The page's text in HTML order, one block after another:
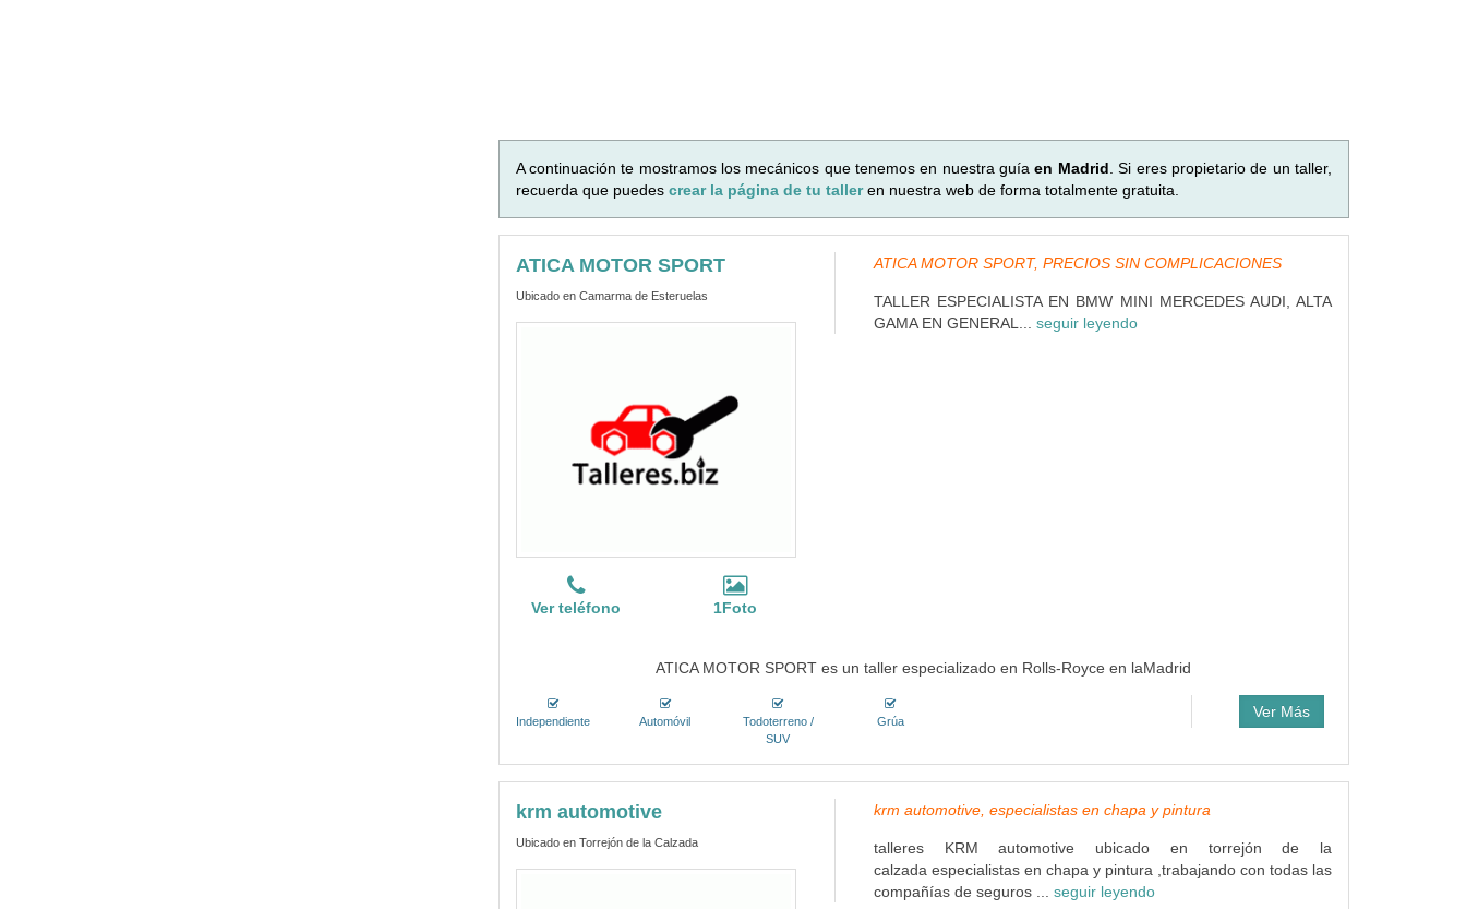
A continuación te mostramos los mecánicos que tenemos en nuestra guíaen Madrid . Si eres propietario de un taller,
recuerda que puedes crear la página de tu talleren nuestra web de forma totalmente gratuita.
ATICA MOTOR SPORT
Ubicado en Camarma de Esteruelas
Ver teléfono 1Foto
ATICA MOTOR SPORT, PRECIOS SIN COMPLICACIONES
TALLER ESPECIALISTA EN BMW MINI MERCEDES AUDI, ALTA
GAMA EN GENERAL... seguir leyendo
ATICA MOTOR SPORT es un taller especializado en Rolls-Royce en laMadrid
Independiente Automóvil
Todoterreno /
SUV
Grúa
Ver Más
krm automotive
Ubicado en Torrejón de la Calzada
krm automotive, especialistas en chapa y pintura
talleres KRM automotive ubicado en torrejón de la
calzada especialistas en chapa y pintura ,trabajando con todas las
compañías de seguros ... seguir leyendo